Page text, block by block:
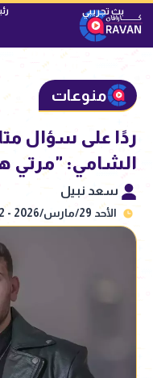
منوعات
ردًا على سؤال
الشامي: "مرتي
سعد نبيل
الأحد 29/مارس/2026 - 10:22 ص